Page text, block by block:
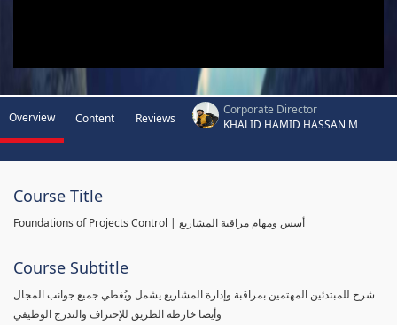
Overview Content Reviews
Corporate Director
KHALID HAMID HASSAN M
Course Title
Foundations of Projects Control | أسس ومهام مراقبة المشاريع
Course Subtitle
شرح للمبتدئين المهتمين بمراقبة وإدارة المشاريع يشمل ويُغطي جميع جوانب المجال
وأيضا خارطة الطريق للإحتراف والتدرج الوظيفي